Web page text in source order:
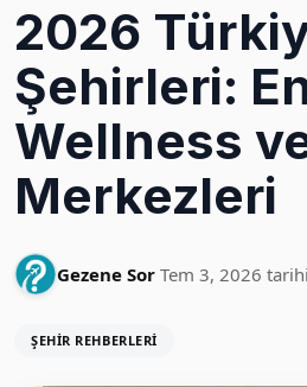
2026
Şehirleri:
Wellness
Merkezleri
Gezene Sor Tem 3, 2026
ŞEHIR REHBERLERI